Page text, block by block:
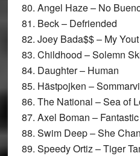
80. Angel Haze – No
81. Beck – Defriended
82. Joey Bada$$ – My
83. Childhood – Solemn
84. Daughter – Human
85. Hästpojken –
86. The National – Sea of
87. Axel Boman –
88. Swim Deep – She
89. Speedy Ortiz – Tiger